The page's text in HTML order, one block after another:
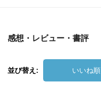
感想・レビュー・書評
並び替え: いいね順